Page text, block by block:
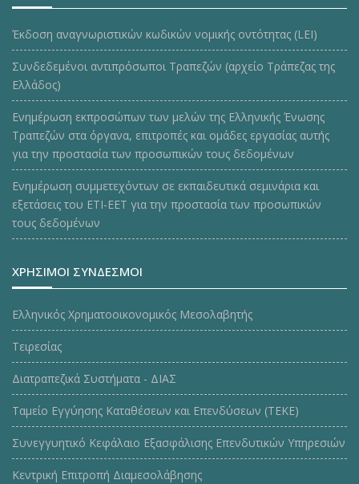
Έκδοση αναγνωριστικών κωδικών νομικής οντότητας (LEI)
Συνδεδεμένοι αντιπρόσωποι Τραπεζών (αρχείο Τράπεζας της
Ελλάδος)
Ενημέρωση εκπροσώπων των μελών της Ελληνικής Ένωσης
Τραπεζών στα όργανα, επιτροπές και ομάδες εργασίας αυτής
για την προστασία των προσωπικών τους δεδομένων
Ενημέρωση συμμετεχόντων σε εκπαιδευτικά σεμινάρια και
εξετάσεις του ΕΤΙ-ΕΕΤ για την προστασία των προσωπικών
τους δεδομένων
ΧΡΗΣΙΜΟΙ ΣΥΝΔΕΣΜΟΙ
Ελληνικός Χρηματοοικονομικός Μεσολαβητής
Τειρεσίας
Διατραπεζικά Συστήματα - ΔΙΑΣ
Ταμείο Εγγύησης Καταθέσεων και Επενδύσεων (ΤΕΚE)
Συνεγγυητικό Κεφάλαιο Εξασφάλισης Επενδυτικών Υπηρεσιών
Κεντρική Επιτροπή Διαμεσολάβησης